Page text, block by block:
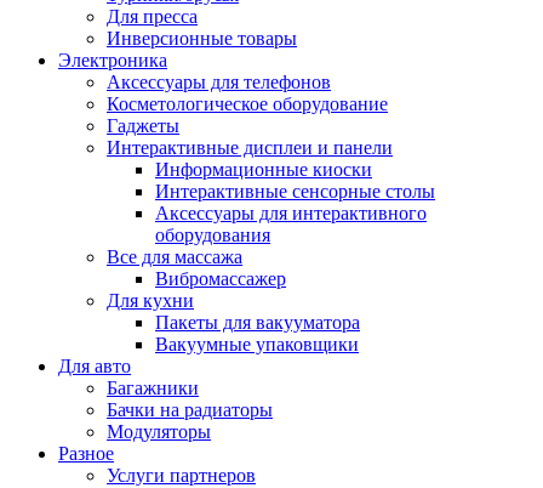
Для пресса
Инверсионные товары
Электроника
Аксессуары для телефонов
Косметологическое оборудование
Гаджеты
Интерактивные дисплеи и панели
Информационные киоски
Интерактивные сенсорные столы
Аксессуары для интерактивного
оборудования
Все для массажа
Вибромассажер
Для кухни
Пакеты для вакууматора
Вакуумные упаковщики
Для авто
Багажники
Бачки на радиаторы
Модуляторы
Разное
Услуги партнеров